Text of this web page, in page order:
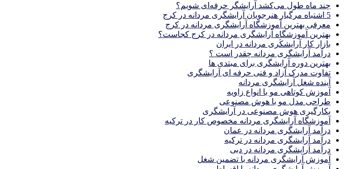
چند ماه طول می‌کشد آرایشگر حرفه‌ای شویم؟
5 اشتباه مرگبار هنرجویان آرایشگری مردانه در کرج
معرفی بهترین آموزشگاه آرایشگری مردانه در کرج
بهترین آموزشگاه آرایشگری مردانه در کرج کجاست؟
بازار كار آرايشكَرى مردانه در ايران
درآمد آرایشگری مردانه چقدر است ؟
بهترین دوره آرایشگری برای مبتدی ها
تفاوت مدرک آزاد و فنی حرفه ای آرایشگری
آینده شغل آرایشگری مردانه
آموزش کوتاهی مو با انواع زاویه
طراحی مدل مو با هوش مصنوعی
بکارگیری هوش مصنوعی در آرایشگری
آموزشگاه آرایشگری مردانه مخصوص کار در ترکیه
درآمد آرایشگری مردانه در عمان
درآمد آرایشگری مردانه در ترکیه
درآمد آرایشگری مردانه در دبی
آموزش آرایشگری مردانه با تضمین شغل